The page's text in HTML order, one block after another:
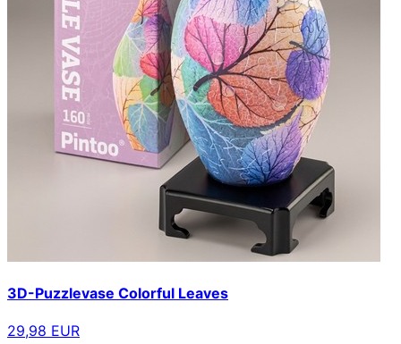
3D-Puzzlevase Colorful Leaves
29,98 EUR